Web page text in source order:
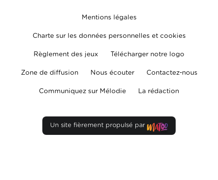
Mentions légales
Charte sur les données personnelles et cookies
Règlement des jeux Télécharger notre logo
Zone de diffusion Nous écouter Contactez-nous
Communiquez sur Mélodie La rédaction
Un site fièrement propulsé par